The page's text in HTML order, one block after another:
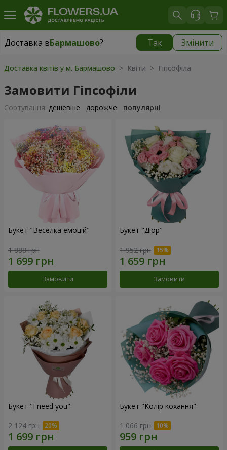
Доставка вБармашово? Так Змінити
Доставка вБармашово|
Доставка квітів у м. Бармашово > Квіти > Гіпсофіла
Замовити Гіпсофіли
Сортування: дешевше дорожче популярні
Букет "Веселка емоцій"
1 888 грн
Замовити
Букет "Діор"
1 952 грн
Замовити
Букет "I need you"
2 124 грн
Букет "Колір кохання"
1 066 грн